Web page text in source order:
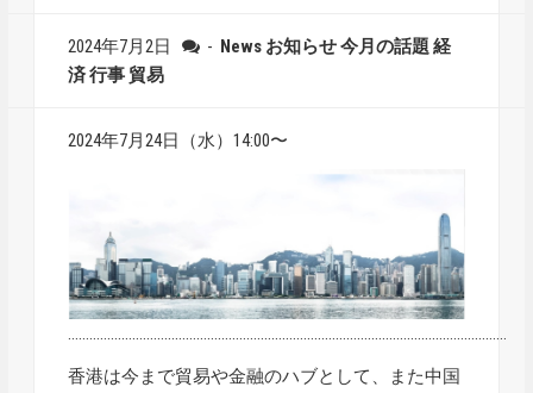
2024年7月2日 - News お知らせ今月の話題 経
済行事 貿易
2024年7月24日（水）14:00〜
……………………………………………………………………………………………………………
香港は今まで貿易や金融のハブとして、また中国